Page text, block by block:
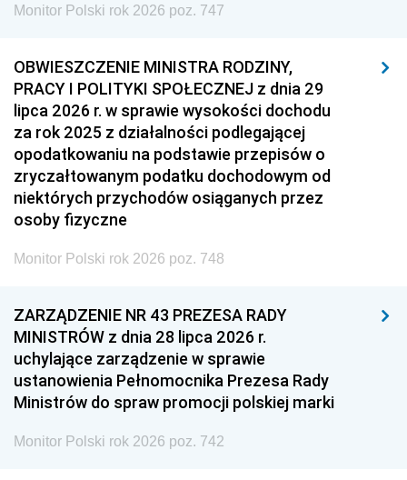
Monitor Polski rok 2026 poz. 747
OBWIESZCZENIE MINISTRA RODZINY,
PRACY I POLITYKI SPOŁECZNEJ z dnia 29
lipca 2026 r. w sprawie wysokości dochodu
za rok 2025 z działalności podlegającej
opodatkowaniu na podstawie przepisów o
zryczałtowanym podatku dochodowym od
niektórych przychodów osiąganych przez
osoby fizyczne
Monitor Polski rok 2026 poz. 748
ZARZĄDZENIE NR 43 PREZESA RADY
MINISTRÓW z dnia 28 lipca 2026 r.
uchylające zarządzenie w sprawie
ustanowienia Pełnomocnika Prezesa Rady
Ministrów do spraw promocji polskiej marki
Monitor Polski rok 2026 poz. 742